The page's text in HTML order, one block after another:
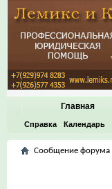
Главная
Справка Календарь
Сообщение форума